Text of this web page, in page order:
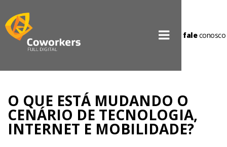
faleconosco
O QUE ESTÁ MUDANDO O
CENÁRIO DE TECNOLOGIA,
INTERNET E MOBILIDADE?